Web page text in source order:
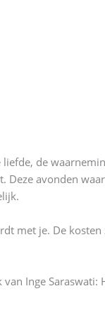
de
Deze avonden
met je. De
Inge Saraswati: